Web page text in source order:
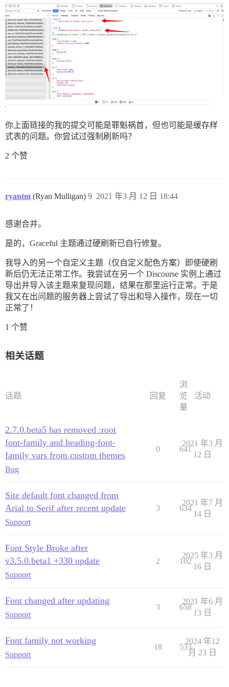
你上面链接的我的提交可能是罪魁祸首，但也可能是缓存样
式表的问题。你尝试过强制刷新吗？
2 个赞
ryantm (Ryan Mulligan) 2021 年3 月 12 日 18:44
9
感谢合并。
是的，Graceful 主题通过硬刷新已自行修复。
我导入的另一个自定义主题（仅自定义配色方案）即使硬刷
新后仍无法正常工作。我尝试在另一个 Discourse 实例上通过
导出并导入该主题来复现问题，结果在那里运行正常。于是
我又在出问题的服务器上尝试了导出和导入操作，现在一切
正常了！
1 个赞
相关话题
话题 回复
浏
览
量
活动
2.7.0.beta5 has removed :root
font-family and heading-font-
family vars from custom themes
Bug
0 641
2021 年3 月
12 日
Site default font changed from
Arial to Serif after recent update
Support
3 634
2021 年7 月
14 日
Font Style Broke after
v3.5.0.beta1 +330 update
Support
2 102
2025 年3 月
16 日
Font changed after updating
Support
3 658
2021 年6 月
13 日
Font family not working
Support
18 533
2024 年12
月 23 日